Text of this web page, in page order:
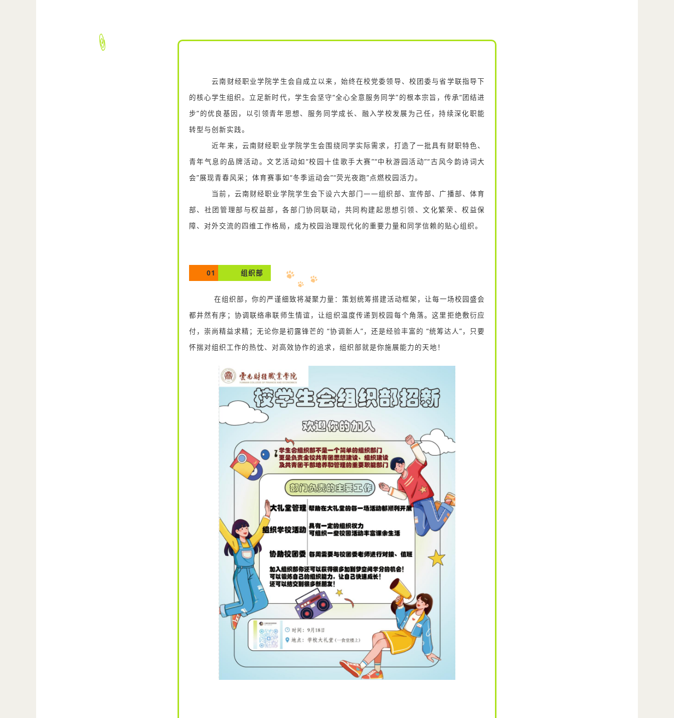
云南财经职业学院学生会自成立以来，始终在校党委领导、校团委与省学联指导下
的核心学生组织。立足新时代，学生会坚守“全心全意服务同学”的根本宗旨，传承“团结进
步”的优良基因，以引领青年思想、服务同学成长、融入学校发展为己任，持续深化职能
转型与创新实践。
近年来，云南财经职业学院学生会围绕同学实际需求，打造了一批具有财职特色、
青年气息的品牌活动。文艺活动如“校园十佳歌手大赛”“中秋游园活动”“古风今韵诗词大
会”展现青春风采；体育赛事如“冬季运动会”“荧光夜跑”点燃校园活力。
当前，云南财经职业学院学生会下设六大部门——组织部、宣传部、广播部、体育
部、社团管理部与权益部，各部门协同联动，共同构建起思想引领、文化繁荣、权益保
障、对外交流的四维工作格局，成为校园治理现代化的重要力量和同学信赖的贴心组织。
01 组织部
在组织部，你的严谨细致将凝聚力量：策划统筹搭建活动框架，让每一场校园盛会
都井然有序；协调联络串联师生情谊，让组织温度传递到校园每个角落。这里拒绝敷衍应
付，崇尚精益求精；无论你是初露锋芒的 “协调新人”，还是经验丰富的 “统筹达人”，只要
怀揣对组织工作的热忱、对高效协作的追求，组织部就是你施展能力的天地！